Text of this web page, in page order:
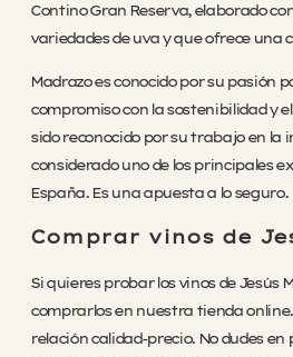
Contino Gran Reserva, elaborado
variedades de uva y que ofrece una
Madrazo es conocido por su pasión
compromiso con la sostenibilidad y
sido reconocido por su trabajo en la
considerado uno de los principales
España. Es una apuesta a lo seguro.
Comprar vinos de
Si quieres probar los vinos de Jesús
comprarlos en nuestra tienda
relación calidad-precio. No dudes